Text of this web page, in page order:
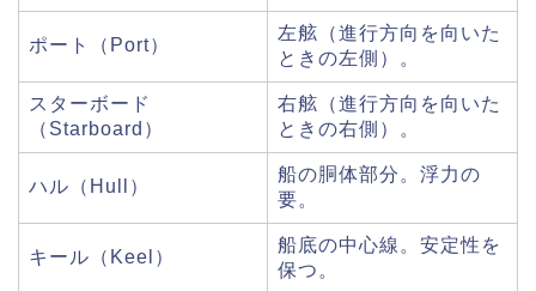
ポート（Port）
左舷（進行方向を向いた
ときの左側）。
スターボード
（Starboard）
右舷（進行方向を向いた
ときの右側）。
ハル（Hull）
船の胴体部分。浮力の
要。
キール（Keel）
船底の中心線。安定性を
保つ。